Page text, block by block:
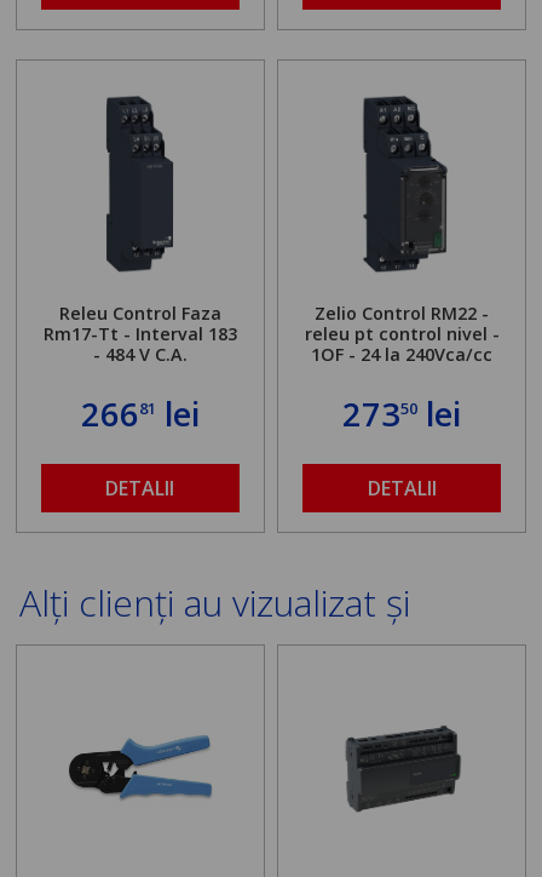
Releu Control Faza
Rm17-Tt - Interval 183
- 484 V C.A.
26681 lei
DETALII
Zelio Control RM22 -
releu pt control nivel -
1OF - 24 la 240Vca/cc
27350 lei
DETALII
Alți clienți au vizualizat și